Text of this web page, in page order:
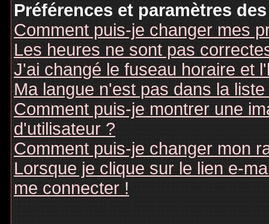
Préférences et paramètres
Comment puis-je changer mes
Les heures ne sont pas
J'ai changé le fuseau horaire et
Ma langue n'est pas dans la liste
Comment puis-je montrer une
d'utilisateur ?
Comment puis-je changer mon
Lorsque je clique sur le lien e-
me connecter !